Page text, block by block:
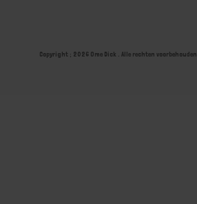
Copyright ; 2026 Ome Dick . Alle rechten voorbehouden